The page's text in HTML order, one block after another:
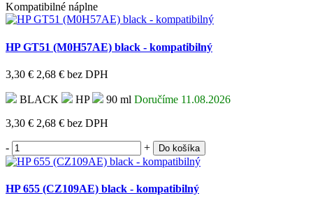
Kompatibilné náplne
HP GT51 (M0H57AE) black - kompatibilný
3,30 € 2,68 € bez DPH
BLACK HP 90 ml Doručíme 11.08.2026
3,30 € 2,68 € bez DPH
- + Do košíka
HP 655 (CZ109AE) black - kompatibilný